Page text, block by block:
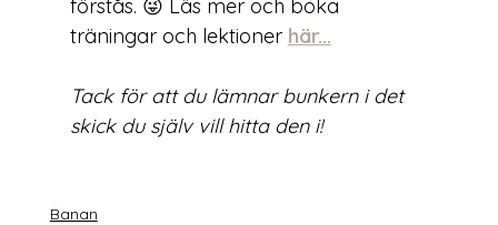
förstås. 😜 Läs mer och boka
träningar och lektioner här...
Tack för att du lämnar bunkern i det
skick du själv vill hitta den i!
Banan